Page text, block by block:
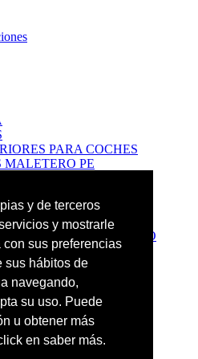
y de terceros
y mostrarle
sus preferencias
sus hábitos de
navegando,
su uso. Puede
u obtener más
en saber más.
PARA COCHES
MALETERO PE
MALETERO PE
DE MALETERO CAUCHO
GOMA PREMIUM
GOMA BASIC